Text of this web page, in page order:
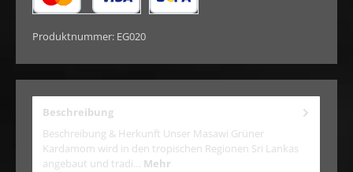
Produktnummer: EG020
Beschreibung
Beschreibung & Herkunft Unser Masawi Grüner
Kardamom wird in den tropischen Regionen Sri Lankas
angebaut und tradi… Mehr